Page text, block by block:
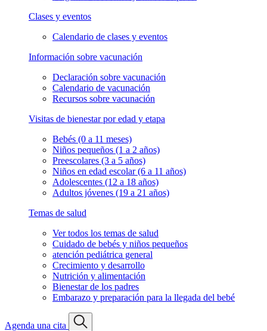
Clases y eventos
Calendario de clases y eventos
Información sobre vacunación
Declaración sobre vacunación
Calendario de vacunación
Recursos sobre vacunación
Visitas de bienestar por edad y etapa
Bebés (0 a 11 meses)
Niños pequeños (1 a 2 años)
Preescolares (3 a 5 años)
Niños en edad escolar (6 a 11 años)
Adolescentes (12 a 18 años)
Adultos jóvenes (19 a 21 años)
Temas de salud
Ver todos los temas de salud
Cuidado de bebés y niños pequeños
atención pediátrica general
Crecimiento y desarrollo
Nutrición y alimentación
Bienestar de los padres
Embarazo y preparación para la llegada del bebé
Agenda una cita